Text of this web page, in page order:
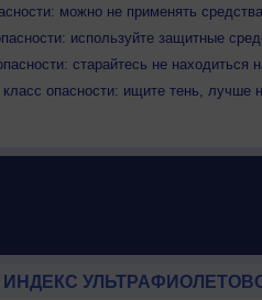
можно не применять
используйте защитные
старайтесь не
класс опасности: ищите тень, лучше
ИНДЕКС